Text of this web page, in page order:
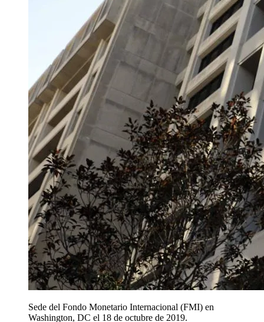
Sede del Fondo Monetario Internacional (FMI) en
Washington, DC el 18 de octubre de 2019.